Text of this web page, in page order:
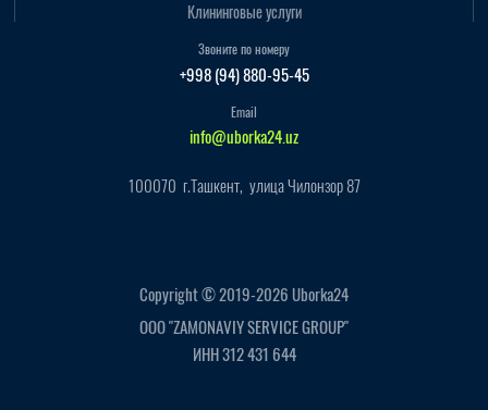
info@uborka24.uz
Email
Звоните по номеру
+998 (94) 880-95-45
Клининговые услуги
100070 г.Ташкент, улица Чилонзор 87
Copyright © 2019-2026 Uborka24
ООО "ZAMONAVIY SERVICE GROUP"
ИНН 312 431 644